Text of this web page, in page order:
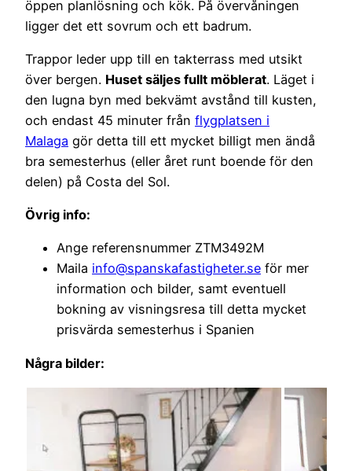
öppen planlösning och kök. På övervåningen
ligger det ett sovrum och ett badrum.
Trappor leder upp till en takterrass med utsikt
över bergen. Huset säljes fullt möblerat. Läget i
den lugna byn med bekvämt avstånd till kusten,
och endast 45 minuter från flygplatsen i
Malaga gör detta till ett mycket billigt men ändå
bra semesterhus (eller året runt boende för den
delen) på Costa del Sol.
Övrig info:
Ange referensnummer ZTM3492M
Maila info@spanskafastigheter.se för mer
information och bilder, samt eventuell
bokning av visningsresa till detta mycket
prisvärda semesterhus i Spanien
Några bilder: